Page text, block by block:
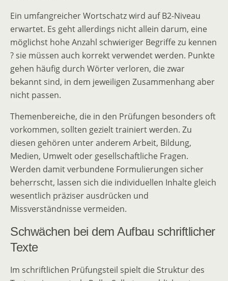
Ein umfangreicher Wortschatz wird auf B2-Niveau
erwartet. Es geht allerdings nicht allein darum, eine
möglichst hohe Anzahl schwieriger Begriffe zu kennen
? sie müssen auch korrekt verwendet werden. Punkte
gehen häufig durch Wörter verloren, die zwar
bekannt sind, in dem jeweiligen Zusammenhang aber
nicht passen.
Themenbereiche, die in den Prüfungen besonders oft
vorkommen, sollten gezielt trainiert werden. Zu
diesen gehören unter anderem Arbeit, Bildung,
Medien, Umwelt oder gesellschaftliche Fragen.
Werden damit verbundene Formulierungen sicher
beherrscht, lassen sich die individuellen Inhalte gleich
wesentlich präziser ausdrücken und
Missverständnisse vermeiden.
Schwächen bei dem Aufbau schriftlicher
Texte
Im schriftlichen Prüfungsteil spielt die Struktur des